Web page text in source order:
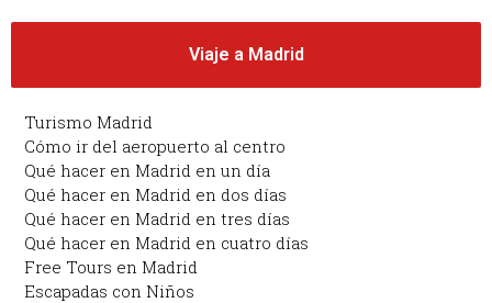
Viaje a Madrid
Turismo Madrid
Cómo ir del aeropuerto al centro
Qué hacer en Madrid en un día
Qué hacer en Madrid en dos días
Qué hacer en Madrid en tres días
Qué hacer en Madrid en cuatro días
Free Tours en Madrid
Escapadas con Niños